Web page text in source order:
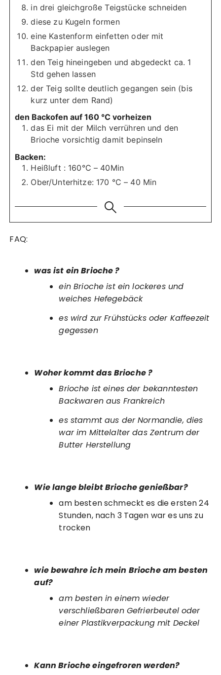
in drei gleichgroße Teigstücke schneiden
diese zu Kugeln formen
eine Kastenform einfetten oder mit
Backpapier auslegen
den Teig hineingeben und abgedeckt ca. 1
Std gehen lassen
der Teig sollte deutlich gegangen sein (bis
kurz unter dem Rand)
den Backofen auf 160 °C vorheizen
das Ei mit der Milch verrühren und den
Brioche vorsichtig damit bepinseln
Backen:
Heißluft : 160°C – 40Min
Ober/Unterhitze: 170 °C – 40 Min
FAQ:
was ist ein Brioche ?
ein Brioche ist ein lockeres und
weiches Hefegebäck
es wird zur Frühstücks oder Kaffeezeit
gegessen
Woher kommt das Brioche ?
Brioche ist eines der bekanntesten
Backwaren aus Frankreich
es stammt aus der Normandie, dies
war im Mittelalter das Zentrum der
Butter Herstellung
Wie lange bleibt Brioche genießbar?
am besten schmeckt es die ersten 24
Stunden, nach 3 Tagen war es uns zu
trocken
wie bewahre ich mein Brioche am besten
auf?
am besten in einem wieder
verschließbaren Gefrierbeutel oder
einer Plastikverpackung mit Deckel
Kann Brioche eingefroren werden?